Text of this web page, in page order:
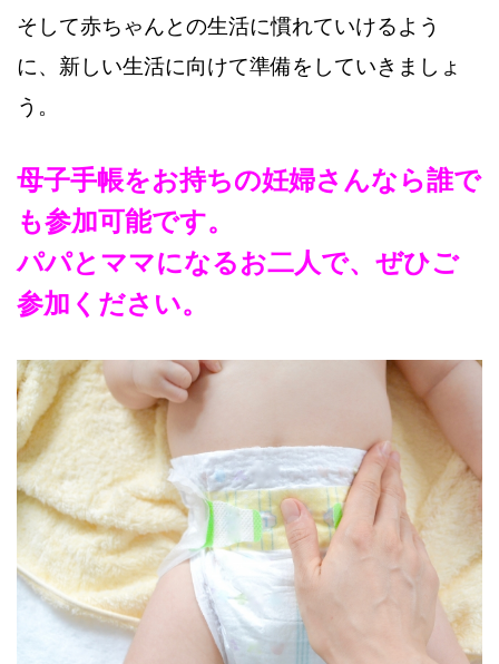
そして赤ちゃんとの生活に慣れていけるよう
に、新しい生活に向けて準備をしていきましょ
う。
母子手帳をお持ちの妊婦さんなら誰で
も参加可能です。
パパとママになるお二人で、ぜひご
参加ください。